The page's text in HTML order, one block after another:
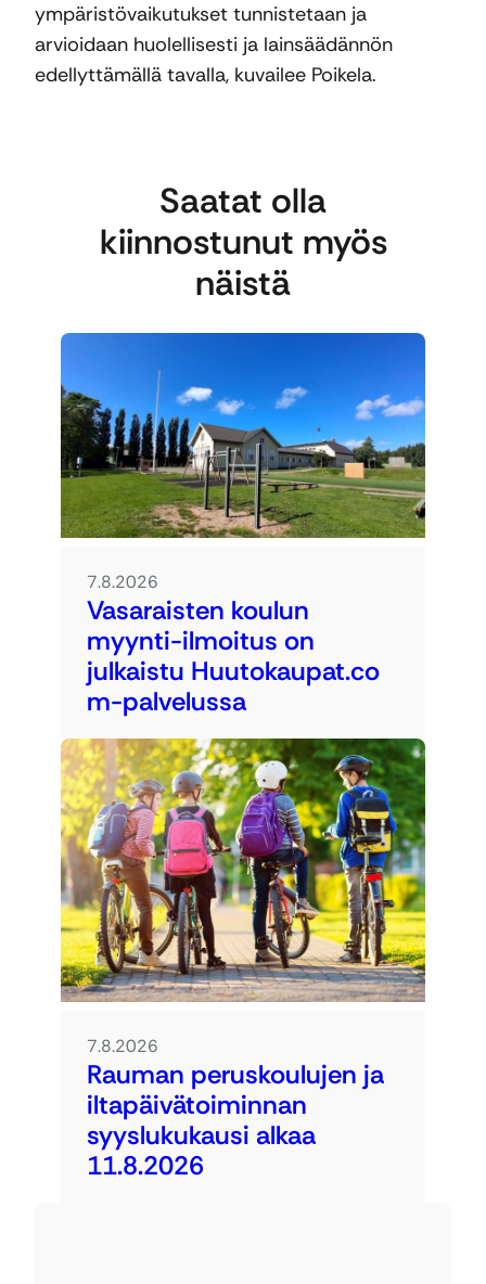
ympäristövaikutukset tunnistetaan ja
arvioidaan huolellisesti ja lainsäädännön
edellyttämällä tavalla, kuvailee Poikela.
Saatat olla
kiinnostunut myös
näistä
7.8.2026
Vasaraisten koulun
myynti-ilmoitus on
julkaistu Huutokaupat.co
m-palvelussa
7.8.2026
Rauman peruskoulujen ja
iltapäivätoiminnan
syyslukukausi alkaa
11.8.2026